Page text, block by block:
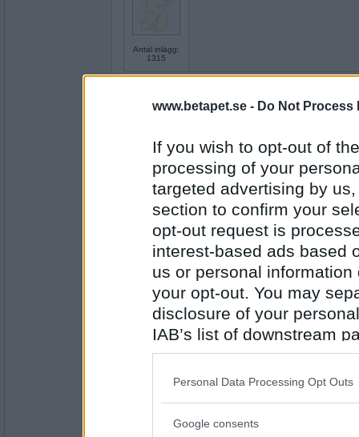
www.betapet.se - Do Not Process
If you wish to opt-out of
processing of your
targeted advertising by
section to confirm your
opt-out request is
interest-based ads based
us or personal
your opt-out. You may
disclosure of your
IAB’s list of downstream
also be disclosed by us
Downstream Participants
Please note that this
Personal Data Processing Opt Outs
Google consents
Antal inlägg:
1315
Antal inlägg:
16685
bröst mjölk ..
ofrivillig- Ej medlem längre
Antal inlägg: 563
Get mjölk
get ost